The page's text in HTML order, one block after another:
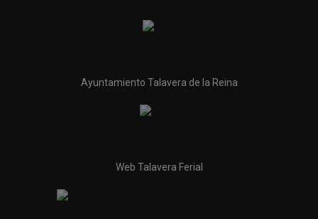
Ayuntamiento Talavera de la Reina
Web Talavera Ferial